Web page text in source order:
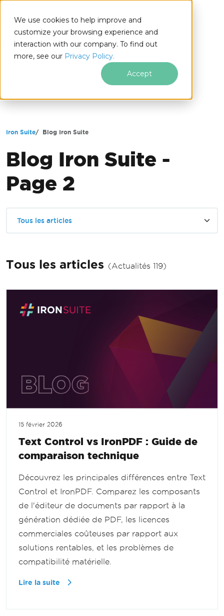
We use cookies to help improve and
customize your browsing experience and
interaction with our company. To find out
more, see our Privacy Policy.
Accept
Iron Suite Blog Iron Suite
Blog Iron Suite -
Page 2
Tous les articles
Tous les articles (Actualités 119)
15 février 2026
Text Control vs IronPDF : Guide de
comparaison technique
Découvrez les principales différences entre Text
Control et IronPDF. Comparez les composants
de l'éditeur de documents par rapport à la
génération dédiée de PDF, les licences
commerciales coûteuses par rapport aux
solutions rentables, et les problèmes de
compatibilité matérielle.
Lire la suite